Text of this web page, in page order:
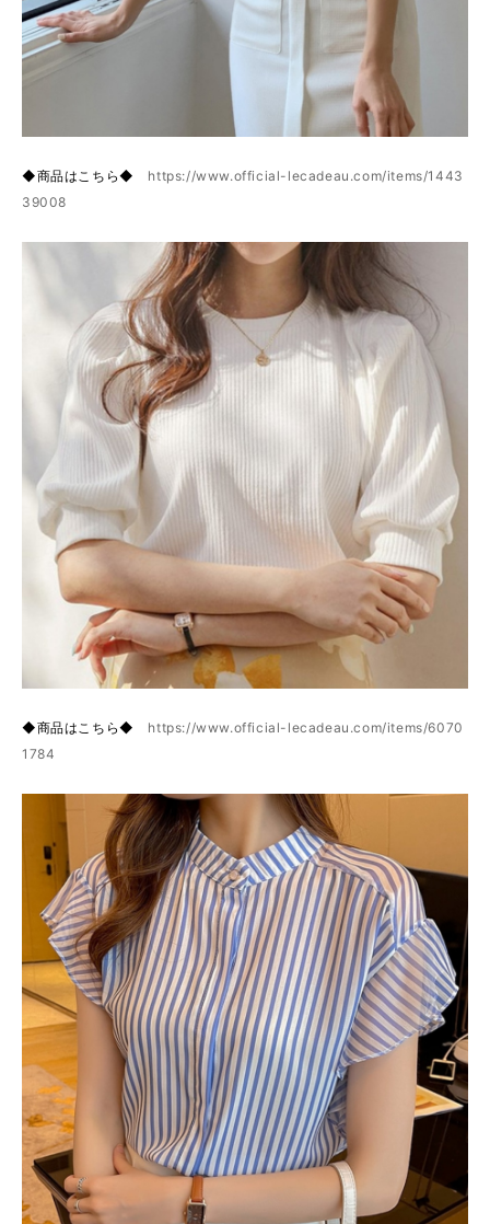
◆商品はこちら◆ https://www.official-lecadeau.com/items/1443
39008
◆商品はこちら◆ https://www.official-lecadeau.com/items/6070
1784